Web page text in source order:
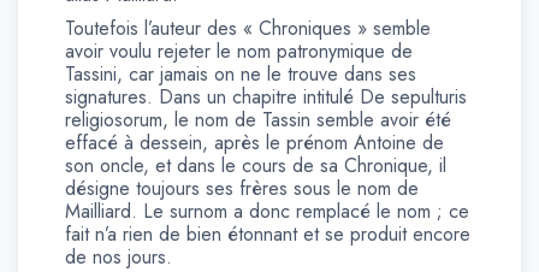
Toutefois l’auteur des « Chroniques » semble
avoir voulu rejeter le nom patronymique de
Tassini, car jamais on ne le trouve dans ses
signatures. Dans un chapitre intitulé De sepulturis
religiosorum, le nom de Tassin semble avoir été
effacé à dessein, après le prénom Antoine de
son oncle, et dans le cours de sa Chronique, il
désigne toujours ses frères sous le nom de
Mailliard. Le surnom a donc remplacé le nom ; ce
fait n’a rien de bien étonnant et se produit encore
de nos jours.